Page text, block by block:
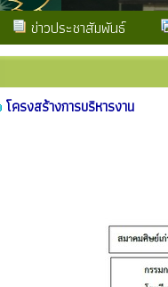
ข่าวประชาสัมพันธ์
โครงสร้างการบริหารงาน